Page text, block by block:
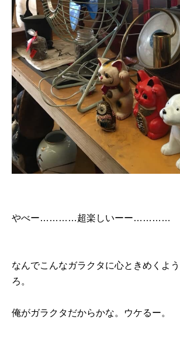
やべー…………超楽しいーー…………
なんでこんなガラクタに心ときめくよ
ろ。
俺がガラクタだからかな。ウケるー。